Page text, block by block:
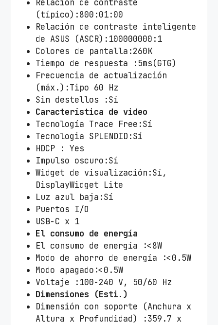
Relación de contraste
(típico):800:01:00
Relación de contraste inteligente
de ASUS (ASCR):100000000:1
Colores de pantalla:260K
Tiempo de respuesta :5ms(GTG)
Frecuencia de actualización
(máx.):Tipo 60 Hz
Sin destellos :Sí
Característica de video
Tecnología Trace Free:Sí
Tecnologia SPLENDID:Sí
HDCP : Yes
Impulso oscuro:Sí
Widget de visualización:Sí,
DisplayWidget Lite
Luz azul baja:Sí
Puertos I/O
USB-C x 1
El consumo de energía
El consumo de energía :<8W
Modo de ahorro de energía :<0.5W
Modo apagado:<0.5W
Voltaje :100-240 V, 50/60 Hz
Dimensiones (Esti.)
Dimensión con soporte (Anchura x
Altura x Profundidad) :359.7 x